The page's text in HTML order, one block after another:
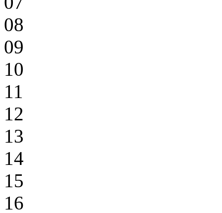
08
09
10
11
12
13
14
15
16